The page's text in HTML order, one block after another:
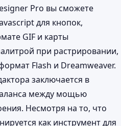
Pro вы сможете
для кнопок,
GIF и карты
при растрировании,
Flash и Dreamweaver.
заключается в
между мощью
Несмотря на то, что
как инструмент для